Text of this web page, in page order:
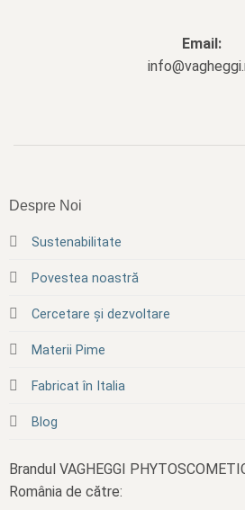
Email:
Despre Noi
Sustenabilitate
Povestea noastră
Cercetare și dezvoltare
Materii Pime
Fabricat în Italia
Blog
Brandul VAGHEGGI
România de către: